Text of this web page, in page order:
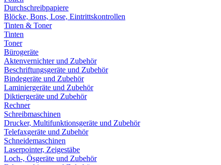
Durchschreibpapiere
Blöcke, Bons, Lose, Eintrittskontrollen
Tinten & Toner
Tinten
Toner
Bürogeräte
Aktenvernichter und Zubehör
Beschriftungsgeräte und Zubehör
Bindegeräte und Zubehör
Laminiergeräte und Zubehör
Diktiergeräte und Zubehör
Rechner
Schreibmaschinen
Drucker, Multifunktionsgeräte und Zubehör
Telefaxgeräte und Zubehör
Schneidemaschinen
Laserpointer, Zeigestäbe
Loch-, Ösgeräte und Zubehör